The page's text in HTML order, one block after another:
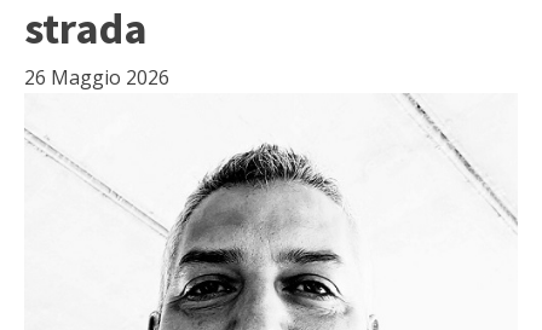
strada
26 Maggio 2026